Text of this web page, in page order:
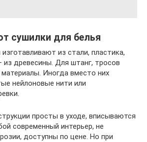
сушилки для белья
из стали, пластика,
из древесины. Для штанг, тросов
Иногда вместо них
нейлоновые нити или
просты в уходе, вписываются
современный интерьер, не
доступны по цене. Но при